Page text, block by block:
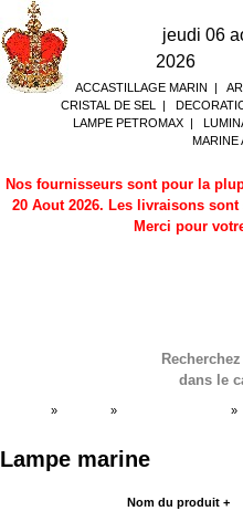
jeudi 06
2026
ACCASTILLAGE MARIN |
CRISTAL DE SEL
|
LAMPE PETROMAX |
MARINE
Nos fournisseurs sont pour la
20 Aout 2026. Les livraisons
Merci pour
dans le
» » »
Lampe marine
Nom du produit +